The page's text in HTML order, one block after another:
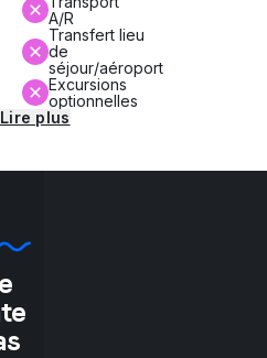
A/R
Transfert lieu
de
séjour/aéroport
Excursions
optionnelles
Lire plus
"If